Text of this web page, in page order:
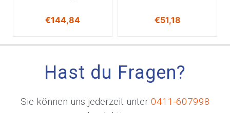
€144,84 €51,18
Hast du Fragen?
Sie können uns jederzeit unter 0411-607998